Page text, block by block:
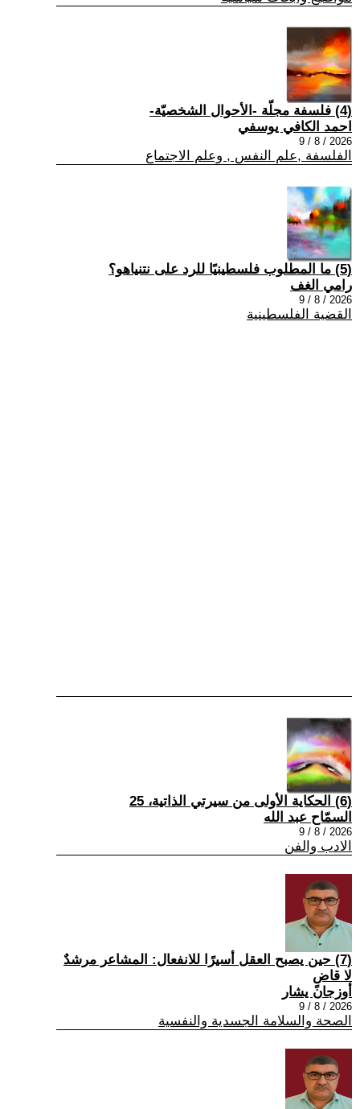
(4) فلسفة مجلّة -الأحوال الشخصيّة-
احمد الكافي يوسفي
2026 / 8 / 9
الفلسفة ,علم النفس , وعلم الاجتماع
(5) ما المطلوب فلسطينيًا للرد على نتنياهو؟
رامي الغف
2026 / 8 / 9
القضية الفلسطينية
(6) الحكاية الأولى من سيرتي الذاتية، 25
السمّاح عبد الله
2026 / 8 / 9
الادب والفن
(7) حين يصبح العقل أسيرًا للانفعال: المشاعر مرشدٌ
لا قاضٍ
أوزجان يشار
2026 / 8 / 9
الصحة والسلامة الجسدية والنفسية